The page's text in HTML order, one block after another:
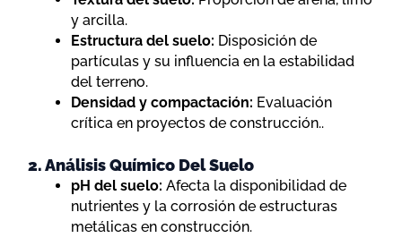
y arcilla.
Estructura del suelo: Disposición de
partículas y su influencia en la estabilidad
del terreno.
Densidad y compactación: Evaluación
crítica en proyectos de construcción..
2. Análisis Químico Del Suelo
pH del suelo: Afecta la disponibilidad de
nutrientes y la corrosión de estructuras
metálicas en construcción.